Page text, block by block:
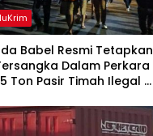
Babel Resmi Tetapkan
Dalam Perkara
Ton Pasir Timah Ilegal Di